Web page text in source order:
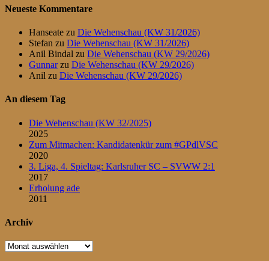
nach
nach
Neueste Kommentare
Hanseate zu Die Wehenschau (KW 31/2026)
Stefan zu Die Wehenschau (KW 31/2026)
Anil Bindal zu Die Wehenschau (KW 29/2026)
Gunnarzu Die Wehenschau (KW 29/2026)
Anil zu Die Wehenschau (KW 29/2026)
An diesem Tag
Die Wehenschau (KW 32/2025)
2025
Zum Mitmachen: Kandidatenkür zum #GPdlVSC
2020
3. Liga, 4. Spieltag: Karlsruher SC – SVWW 2:1
2017
Erholung ade
2011
Archiv
Archiv